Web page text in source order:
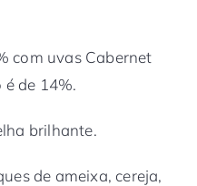
com uvas Cabernet
de 14%.
brilhante.
de ameixa, cereja,